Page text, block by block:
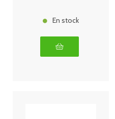
En stock